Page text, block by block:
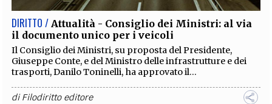
DIRITTO / Attualità - Consiglio dei Ministri: al via
il documento unico per i veicoli
Il Consiglio dei Ministri, su proposta del Presidente,
Giuseppe Conte, e del Ministro delle infrastrutture e dei
trasporti, Danilo Toninelli, ha approvato il...
diFilodiritto editore